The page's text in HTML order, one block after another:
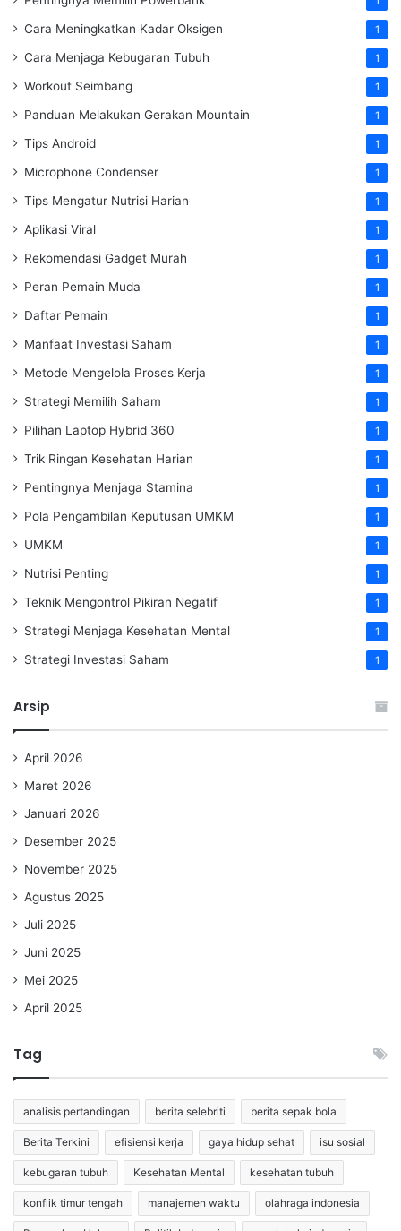
Cara Meningkatkan Kadar Oksigen 1
Cara Menjaga Kebugaran Tubuh 1
Workout Seimbang 1
Panduan Melakukan Gerakan Mountain 1
Tips Android 1
Microphone Condenser 1
Tips Mengatur Nutrisi Harian 1
Aplikasi Viral 1
Rekomendasi Gadget Murah 1
Peran Pemain Muda 1
Daftar Pemain 1
Manfaat Investasi Saham 1
Metode Mengelola Proses Kerja 1
Strategi Memilih Saham 1
Pilihan Laptop Hybrid 360 1
Trik Ringan Kesehatan Harian 1
Pentingnya Menjaga Stamina 1
Pola Pengambilan Keputusan UMKM 1
UMKM 1
Nutrisi Penting 1
Teknik Mengontrol Pikiran Negatif 1
Strategi Menjaga Kesehatan Mental 1
Strategi Investasi Saham 1
Arsip
April 2026
Maret 2026
Januari 2026
Desember 2025
November 2025
Agustus 2025
Juli 2025
Juni 2025
Mei 2025
April 2025
Tag
analisis pertandingan berita selebriti berita sepak bola
Berita Terkini efisiensi kerja gaya hidup sehat isu sosial
kebugaran tubuh Kesehatan Mental kesehatan tubuh
konflik timur tengah manajemen waktu olahraga indonesia